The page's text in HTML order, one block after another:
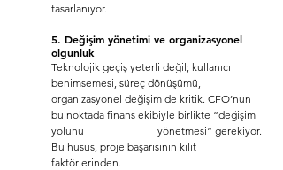
tasarlanıyor.
5. Değişim yönetimi ve organizasyonel
olgunluk
Teknolojik geçiş yeterli değil; kullanıcı
benimsemesi, süreç dönüşümü,
organizasyonel değişim de kritik. CFO’nun
bu noktada finans ekibiyle birlikte “değişim
yolunu 		yönetmesi” gerekiyor.
Bu husus, proje başarısının kilit
faktörlerinden.